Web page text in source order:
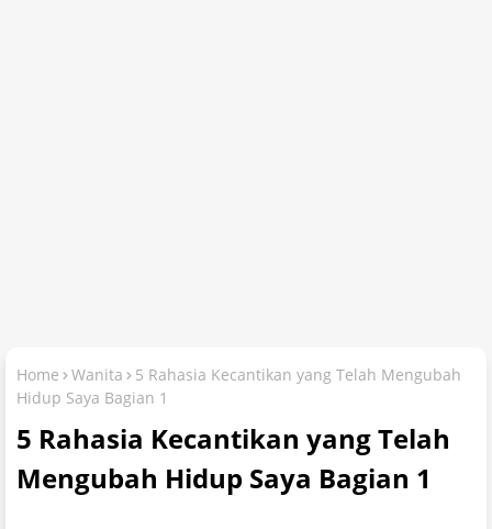
Home Wanita
5 Rahasia Kecantikan yang Telah Mengubah
Hidup Saya Bagian 1
5 Rahasia Kecantikan yang Telah
Mengubah Hidup Saya Bagian 1